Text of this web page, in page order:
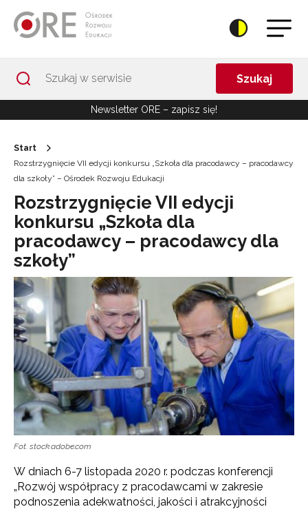
Szukaj
Newsletter ORE – zapisz się!
Start
Rozstrzygnięcie VII edycji konkursu „Szkoła dla pracodawcy – pracodawcy
dla szkoły” – Ośrodek Rozwoju Edukacji
Rozstrzygnięcie VII edycji
konkursu „Szkoła dla
pracodawcy – pracodawcy dla
szkoły”
Fot. stock.adobe.com
W dniach 6-7 listopada 2020 r. podczas konferencji
„Rozwój współpracy z pracodawcami w zakresie
podnoszenia adekwatności, jakości i atrakcyjności